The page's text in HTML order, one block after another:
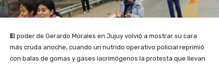
El poder de Gerardo Morales en Jujuy volvió a mostrar su cara
más cruda anoche, cuando un nutrido operativo policial reprimió
con balas de gomas y gases lacrimógenos la protesta que llevan